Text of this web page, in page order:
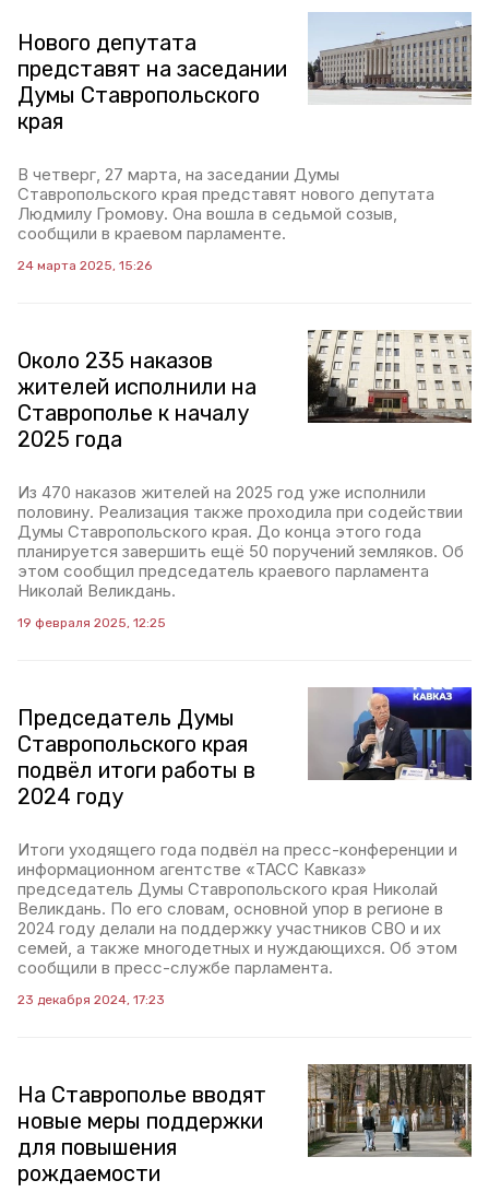
Нового депутата
представят на заседании
Думы Ставропольского
края
В четверг, 27 марта, на заседании Думы
Ставропольского края представят нового депутата
Людмилу Громову. Она вошла в седьмой созыв,
сообщили в краевом парламенте.
24 марта 2025, 15:26
Около 235 наказов
жителей исполнили на
Ставрополье к началу
2025 года
Из 470 наказов жителей на 2025 год уже исполнили
половину. Реализация также проходила при содействии
Думы Ставропольского края. До конца этого года
планируется завершить ещё 50 поручений земляков. Об
этом сообщил председатель краевого парламента
Николай Великдань.
19 февраля 2025, 12:25
Председатель Думы
Ставропольского края
подвёл итоги работы в
2024 году
Итоги уходящего года подвёл на пресс-конференции и
информационном агентстве «ТАСС Кавказ»
председатель Думы Ставропольского края Николай
Великдань. По его словам, основной упор в регионе в
2024 году делали на поддержку участников СВО и их
семей, а также многодетных и нуждающихся. Об этом
сообщили в пресс-службе парламента.
23 декабря 2024, 17:23
На Ставрополье вводят
новые меры поддержки
для повышения
рождаемости